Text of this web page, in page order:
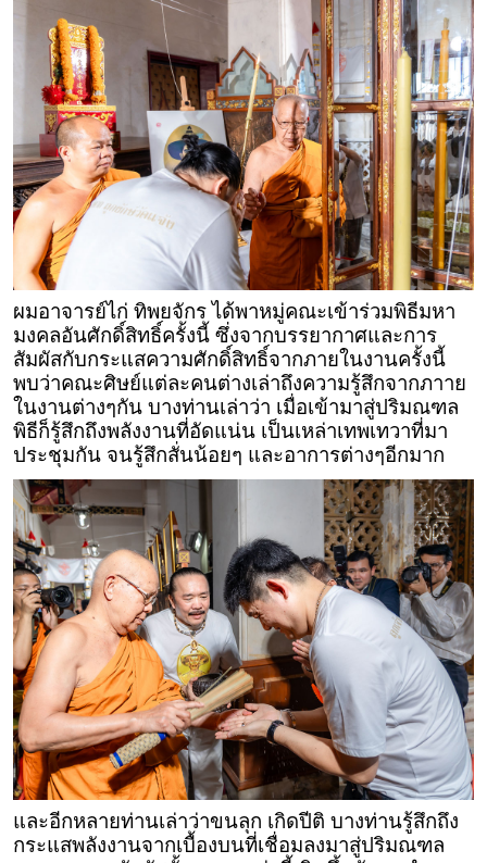
ผมอาจารย์ไก่ ทิพยจักร ได้พาหมู่คณะเข้าร่วมพิธีมหา
มงคลอันศักดิ์สิทธิ์ครั้งนี้ ซึ่งจากบรรยากาศและการ
สัมผัสกับกระแสความศักดิ์สิทธิ์จากภายในงานครั้งนี้
พบว่าคณะศิษย์แต่ละคนต่างเล่าถึงความรู้สึกจากภาาย
ในงานต่างๆกัน บางท่านเล่าว่า เมื่อเข้ามาสู่ปริมณฑล
พิธีก็รู้สึกถึงพลังงานที่อัดแน่น เป็นเหล่าเทพเทวาที่มา
ประชุมกัน จนรู้สึกสั่นน้อยๆ และอาการต่างๆอีกมาก
และอีกหลายท่านเล่าว่าขนลุก เกิดปีติ บางท่านรู้สึกถึง
กระแสพลังงานจากเบื้องบนที่เชื่อมลงมาสู่ปริมณฑล